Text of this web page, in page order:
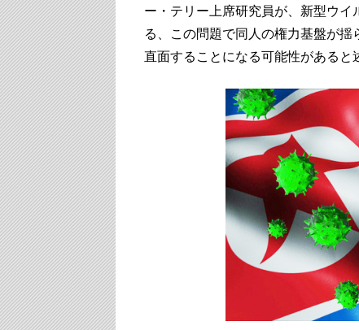
ー・テリー上席研究員が、新型ウ
る、この問題で同人の権力基盤が揺
直面することになる可能性があると